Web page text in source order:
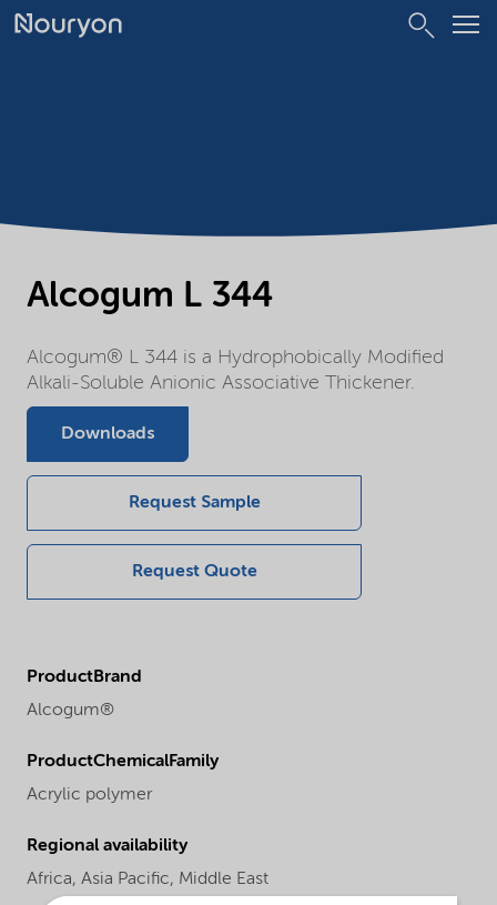
Alcogum L 344
Alcogum® L 344 is a Hydrophobically Modified
Alkali-Soluble Anionic Associative Thickener.
Downloads
Request Sample
Request Quote
ProductBrand
Alcogum®
ProductChemicalFamily
Acrylic polymer
Regional availability
Africa, Asia Pacific, Middle East